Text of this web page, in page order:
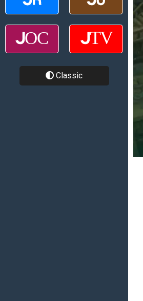
Classic